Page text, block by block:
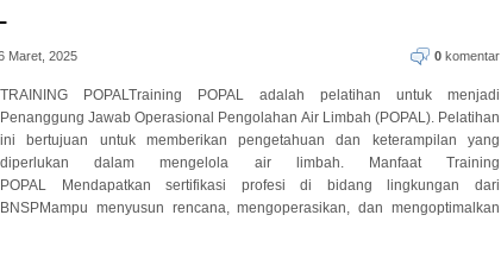
Maret, 2025 0 komentar
TRAINING POPALTraining POPAL adalah pelatihan untuk menjadi
Penanggung Jawab Operasional Pengolahan Air Limbah (POPAL). Pelatihan
ini bertujuan untuk memberikan pengetahuan dan keterampilan yang
diperlukan dalam mengelola air limbah. Manfaat Training
POPAL Mendapatkan sertifikasi profesi di bidang lingkungan dari
BNSPMampu menyusun rencana, mengoperasikan, dan mengoptimalkan